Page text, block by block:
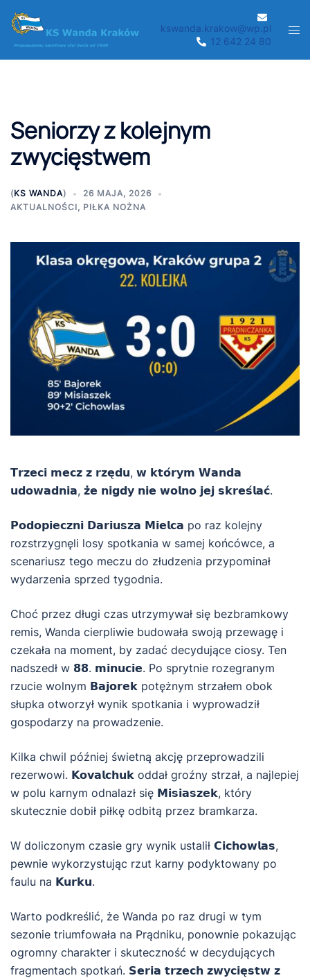
Przejdź
do
treści
kswanda.krakow@wp.pl
12 642 24 80
Seniorzy z kolejnym
zwycięstwem
(KS WANDA)
26 MAJA, 2026
AKTUALNOŚCI, PIŁKA NOŻNA
𝗧𝗿𝘇𝗲𝗰𝗶 𝗺𝗲𝗰𝘇 𝘇 𝗿𝘇𝗲̨𝗱𝘂, 𝘄 𝗸𝘁𝗼́𝗿𝘆𝗺 𝗪𝗮𝗻𝗱𝗮
𝘂𝗱𝗼𝘄𝗮𝗱𝗻𝗶𝗮, 𝘇̇𝗲 𝗻𝗶𝗴𝗱𝘆 𝗻𝗶𝗲 𝘄𝗼𝗹𝗻𝗼 𝗷𝗲𝗷 𝘀𝗸𝗿𝗲𝘀́𝗹𝗮𝗰́.
𝗣𝗼𝗱𝗼𝗽𝗶𝗲𝗰𝘇𝗻𝗶 𝗗𝗮𝗿𝗶𝘂𝘀𝘇𝗮 𝗠𝗶𝗲𝗹𝗰𝗮 po raz kolejny
rozstrzygnęli losy spotkania w samej końcówce, a
scenariusz tego meczu do złudzenia przypominał
wydarzenia sprzed tygodnia.
Choć przez długi czas utrzymywał się bezbramkowy
remis, Wanda cierpliwie budowała swoją przewagę i
czekała na moment, by zadać decydujące ciosy. Ten
nadszedł w 𝟴𝟴. 𝗺𝗶𝗻𝘂𝗰𝗶𝗲. Po sprytnie rozegranym
rzucie wolnym 𝗕𝗮𝗷𝗼𝗿𝗲𝗸 potężnym strzałem obok
słupka otworzył wynik spotkania i wyprowadził
gospodarzy na prowadzenie.
Kilka chwil później świetną akcję przeprowadzili
rezerwowi. 𝗞𝗼𝘃𝗮𝗹𝗰𝗵𝘂𝗸 oddał groźny strzał, a najlepiej
w polu karnym odnalazł się 𝗠𝗶𝘀𝗶𝗮𝘀𝘇𝗲𝗸, który
skutecznie dobił piłkę odbitą przez bramkarza.
W doliczonym czasie gry wynik ustalił 𝗖𝗶𝗰𝗵𝗼𝘄𝗹𝗮𝘀,
pewnie wykorzystując rzut karny podyktowany po
faulu na 𝗞𝘂𝗿𝗸𝘂.
Warto podkreślić, że Wanda po raz drugi w tym
sezonie triumfowała na Prądniku, ponownie pokazując
ogromny charakter i skuteczność w decydujących
fragmentach spotkań. 𝗦𝗲𝗿𝗶𝗮 𝘁𝗿𝘇𝗲𝗰𝗵 𝘇𝘄𝘆𝗰𝗶𝗲̨𝘀𝘁𝘄 𝘇